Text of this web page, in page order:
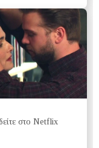
στο Netflix